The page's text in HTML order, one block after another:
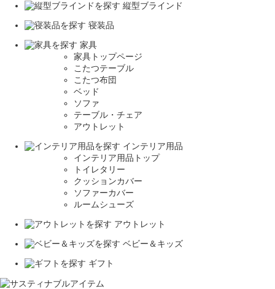
縦型ブラインド
寝装品
家具
家具トップページ
こたつテーブル
こたつ布団
ベッド
ソファ
テーブル・チェア
アウトレット
インテリア用品
インテリア用品トップ
トイレタリー
クッションカバー
ソファーカバー
ルームシューズ
アウトレット
ベビー＆キッズ
ギフト